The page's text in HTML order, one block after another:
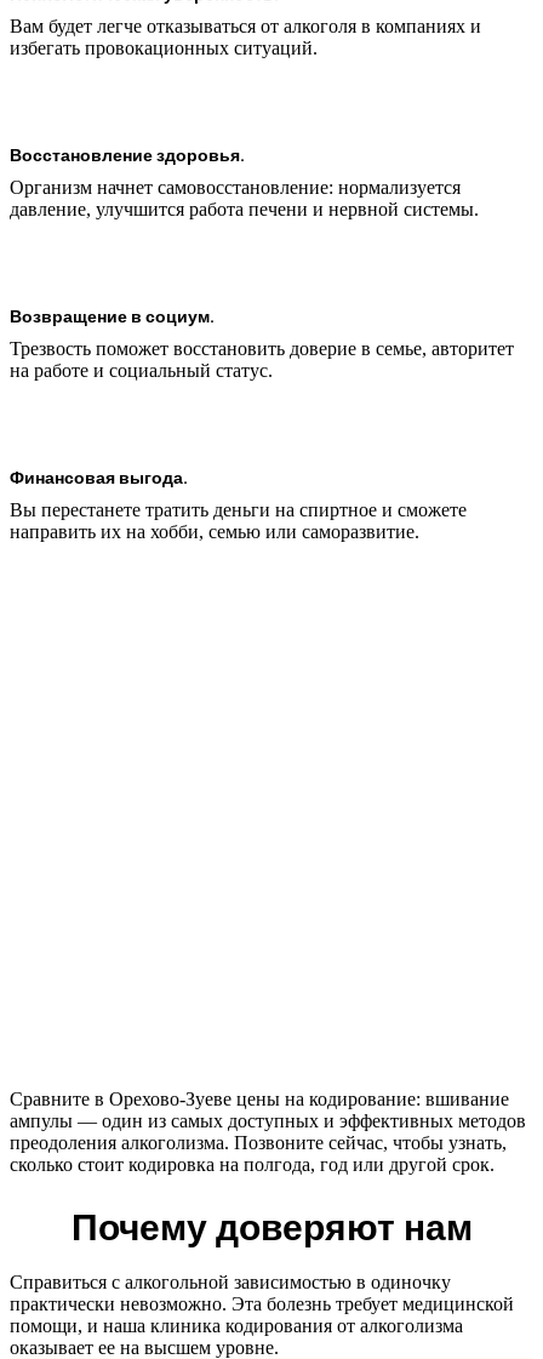
Вам будет легче отказываться от алкоголя в компаниях и
избегать провокационных ситуаций.
Восстановление здоровья.
Организм начнет самовосстановление: нормализуется
давление, улучшится работа печени и нервной системы.
Возвращение в социум.
Трезвость поможет восстановить доверие в семье, авторитет
на работе и социальный статус.
Финансовая выгода.
Вы перестанете тратить деньги на спиртное и сможете
направить их на хобби, семью или саморазвитие.
Сравните в Орехово-Зуеве цены на кодирование: вшивание
ампулы — один из самых доступных и эффективных методов
преодоления алкоголизма. Позвоните сейчас, чтобы узнать,
сколько стоит кодировка на полгода, год или другой срок.
Почему доверяют нам
Справиться с алкогольной зависимостью в одиночку
практически невозможно. Эта болезнь требует медицинской
помощи, и наша клиника кодирования от алкоголизма
оказывает ее на высшем уровне.